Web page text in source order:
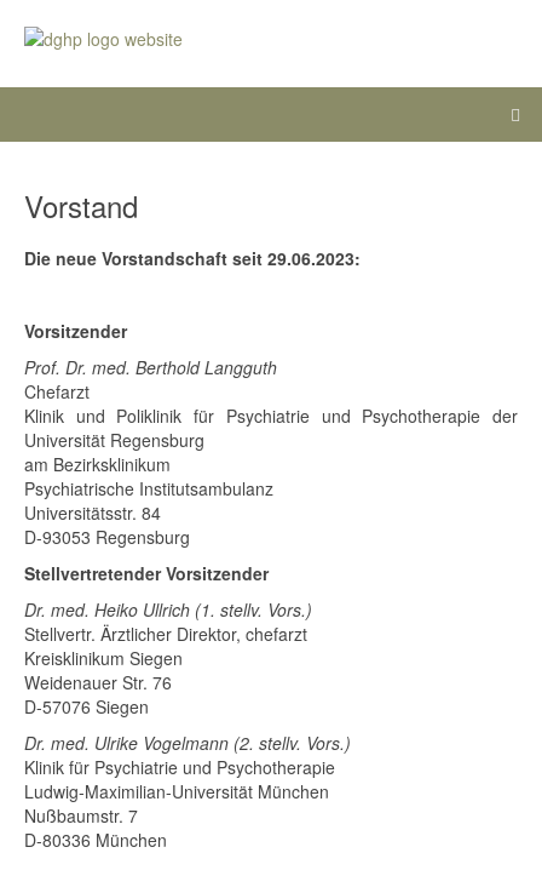
Vorstand
Die neue Vorstandschaft seit 29.06.2023:
Vorsitzender
Prof. Dr. med. Berthold Langguth
Chefarzt
Klinik und Poliklinik für Psychiatrie und Psychotherapie der
Universität Regensburg
am Bezirksklinikum
Psychiatrische Institutsambulanz
Universitätsstr. 84
D-93053 Regensburg
Stellvertretender Vorsitzender
Dr. med. Heiko Ullrich (1. stellv. Vors.)
Stellvertr. Ärztlicher Direktor, chefarzt
Kreisklinikum Siegen
Weidenauer Str. 76
D-57076 Siegen
Dr. med. Ulrike Vogelmann (2. stellv. Vors.)
Klinik für Psychiatrie und Psychotherapie
Ludwig-Maximilian-Universität München
Nußbaumstr. 7
D-80336 München